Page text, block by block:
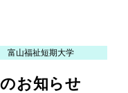
富山福祉短期大学
お知らせ